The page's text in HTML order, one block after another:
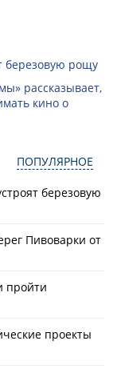
березовую рощу
рассказывает,
кино о
ПОПУЛЯРНОЕ
березовую
Пивоварки от
пройти
проекты